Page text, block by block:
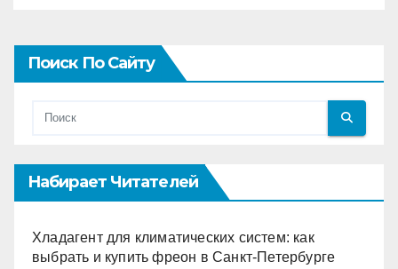
Поиск По Сайту
Набирает Читателей
Хладагент для климатических систем: как
выбрать и купить фреон в Санкт-Петербурге